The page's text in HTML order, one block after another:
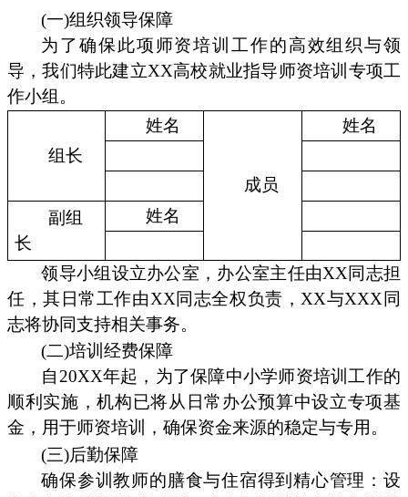
(一)组织领导保障
为了确保此项师资培训工作的高效组织与领
导，我们特此建立XX高校就业指导师资培训专项工
作小组。
组长
姓名
成员
姓名
副组
长
姓名
领导小组设立办公室，办公室主任由XX同志担
任，其日常工作由XX同志全权负责，XX与XXX同
志将协同支持相关事务。
(二)培训经费保障
自20XX年起，为了保障中小学师资培训工作的
顺利实施，机构已将从日常办公预算中设立专项基
金，用于师资培训，确保资金来源的稳定与专用。
(三)后勤保障
确保参训教师的膳食与住宿得到精心管理：设